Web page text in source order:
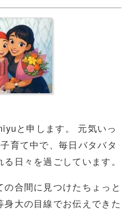
と申します。 元気いっ
育て中で、毎日バタバタ
日々を過ごしています。
合間に見つけたちょっと
身大の目線でお伝えできた